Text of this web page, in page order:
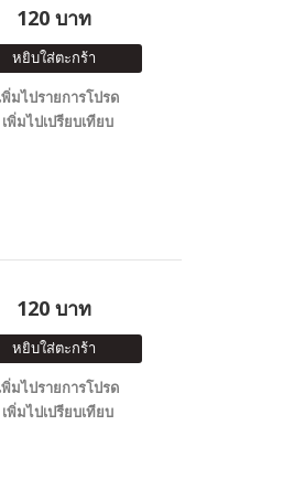
120 บาท
หยิบใส่ตะกร้า
พิ่มไปรายการโปรด
เพิ่มไปเปรียบเทียบ
120 บาท
หยิบใส่ตะกร้า
พิ่มไปรายการโปรด
เพิ่มไปเปรียบเทียบ